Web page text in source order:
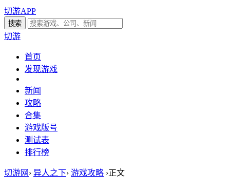
切游APP
切游
首页
发现游戏
新闻
攻略
合集
游戏版号
测试表
排行榜
切游网 › 异人之下› 游戏攻略 ›正文